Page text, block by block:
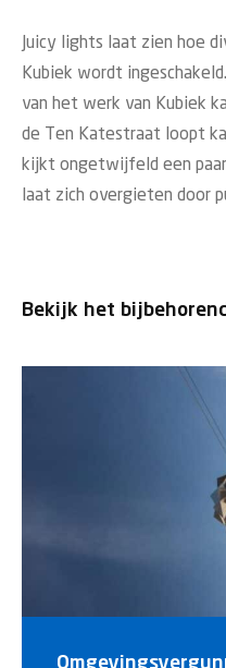
Juicy lights laat zien hoe
Kubiek wordt
van het werk van Kubiek
de Ten Katestraat loopt
kijkt ongetwijfeld een
laat zich overgieten door
Bekijk het